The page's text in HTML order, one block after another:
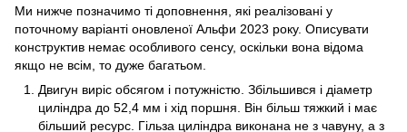
Ми нижче позначимо ті доповнення, які реалізовані у
поточному варіанті оновленої Альфи 2023 року. Описувати
конструктив немає особливого сенсу, оскільки вона відома
якщо не всім, то дуже багатьом.
Двигун виріс обсягом і потужністю. Збільшився і діаметр
циліндра до 52,4 мм і хід поршня. Він більш тяжкий і має
більший ресурс. Гільза циліндра виконана не з чавуну, а з